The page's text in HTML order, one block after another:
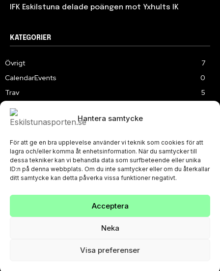
Hantera samtycke
För att ge en bra upplevelse använder vi teknik som cookies för att
lagra och/eller komma åt enhetsinformation. När du samtycker till
dessa tekniker kan vi behandla data som surfbeteende eller unika
ID:n på denna webbplats. Om du inte samtycker eller om du återkallar
ditt samtycke kan detta påverka vissa funktioner negativt.
Acceptera
Neka
Visa preferenser
IFK Eskilstuna delade poängen mot Yxhults IK
KATEGORIER
Övrigt
7
CalendarEvents
0
Trav
5
TV
Samhällsprojekt
Slalom
PRIVACY POLICY
© Eskilstunasporten.se 2024-2026